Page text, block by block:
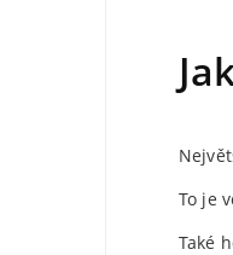
To je
Také